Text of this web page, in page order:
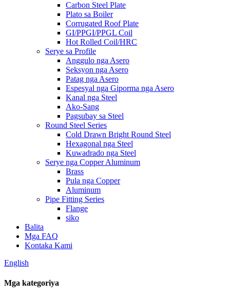
Carbon Steel Plate
Plato sa Boiler
Corrugated Roof Plate
GI/PPGI/PPGL Coil
Hot Rolled Coil/HRC
Serye sa Profile
Anggulo nga Asero
Seksyon nga Asero
Patag nga Asero
Espesyal nga Giporma nga Asero
Kanal nga Steel
Ako-Sang
Pagsubay sa Steel
Round Steel Series
Cold Drawn Bright Round Steel
Hexagonal nga Steel
Kuwadrado nga Steel
Serye nga Copper Aluminum
Brass
Pula nga Copper
Aluminum
Pipe Fitting Series
Flange
siko
Balita
Mga FAQ
Kontaka Kami
English
Mga kategoriya